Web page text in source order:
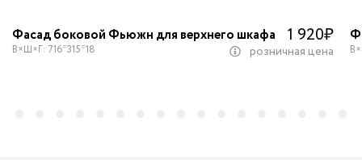
Фасад боковой Фьюжн для верхнего шкафа 1 920₽
В×Ш×Г: 716*315*18 розничная цена